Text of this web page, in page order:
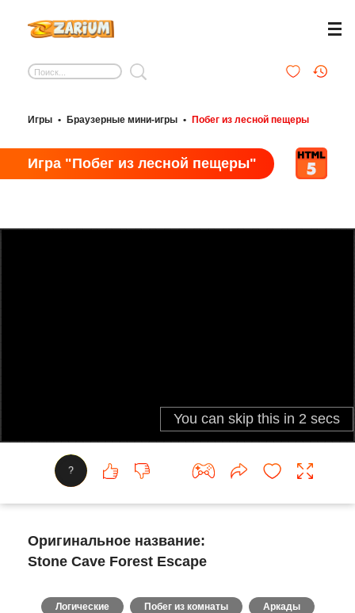
Игры • Браузерные мини-игры • Побег из лесной пещеры
Игра "Побег из лесной пещеры"
?
Оригинальное название:
Stone Cave Forest Escape
Логические Побег из комнаты Аркады